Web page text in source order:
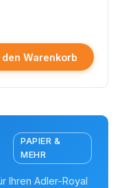
den Warenkorb
PAPIER &
MEHR
Ihren Adler-Royal